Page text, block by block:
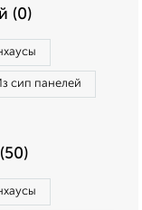
(0)
сип панелей